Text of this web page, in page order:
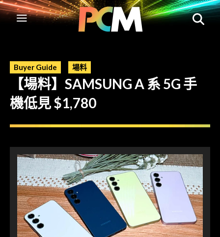
Buyer Guide 場料
【場料】SAMSUNG A 系 5G 手
機低見 $1,780